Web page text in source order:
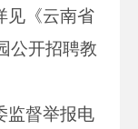
见《云南省
公开招聘教
监督举报电